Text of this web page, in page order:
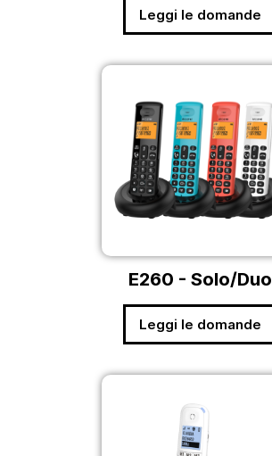
Leggi le domande
E260 - Solo/Duo
Leggi le domande